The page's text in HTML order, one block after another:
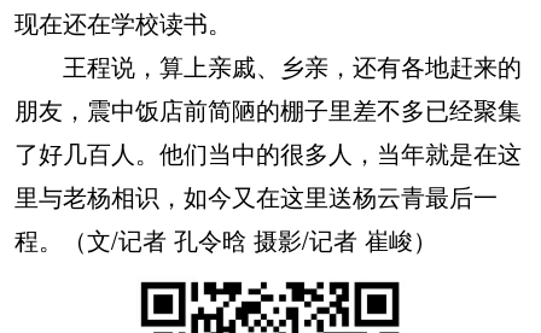
现在还在学校读书。
王程说，算上亲戚、乡亲，还有各地赶来的
朋友，震中饭店前简陋的棚子里差不多已经聚集
了好几百人。他们当中的很多人，当年就是在这
里与老杨相识，如今又在这里送杨云青最后一
程。（文/记者 孔令晗 摄影/记者 崔峻）